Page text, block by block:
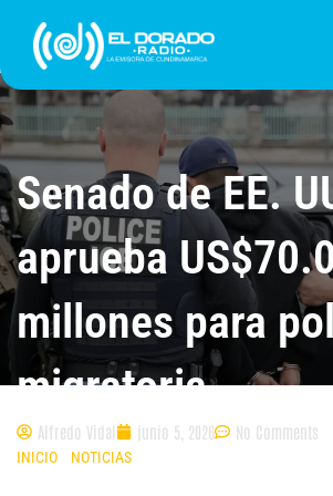
contenido
Senado de EE.
aprueba
millones para
migratoria
Alfredo Vidal junio 5, 2026 No Comments
INICIO NOTICIAS